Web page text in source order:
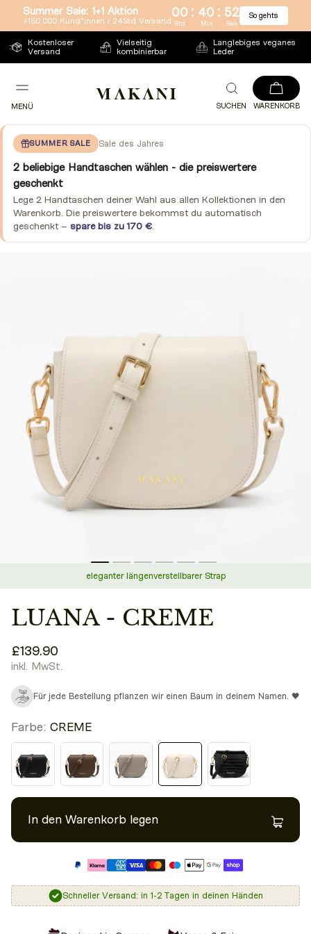
Direkt
zum
Inhalt
Summer Sale: 1+1 Aktion
+150.000 Kund*innen l 24Std Versand
00 : 40 : 51
Std Min Sek
So gehts
Kostenloser
Versand
Vielseitig
kombinierbar
Langlebiges veganes
Leder
MENÜ SUCHEN WARENKORB
SUMMER SALE Sale des Jahres
2 beliebige Handtaschen wählen - die preiswertere
geschenkt
Lege 2 Handtaschen deiner Wahl aus allen Kollektionen in den
Warenkorb. Die preiswertere bekommst du automatisch
geschenkt – spare bis zu 170 €
eleganter längenverstellbarer Strap
LUANA - CREME
£139.90
inkl. MwSt.
Für jede Bestellung pflanzen wir einen Baum in deinem Namen. 🖤
Farbe: CREME
In den Warenkorb legen
Schneller Versand: in 1-2 Tagen in deinen Händen